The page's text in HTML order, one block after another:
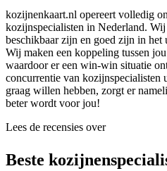
kozijnenkaart.nl opereert volledig
kozijnspecialisten in Nederland.
beschikbaar zijn en goed zijn in
Wij maken een koppeling tussen
waardoor er een win-win situatie
concurrentie van
graag willen hebben, zorgt er
beter wordt voor jou!
Lees de recensies over
Beste